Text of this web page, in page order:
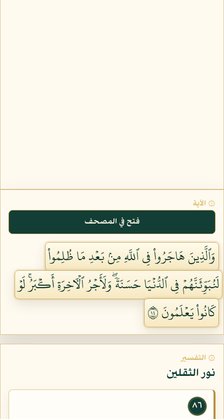
۞ الآية
فتح في المصحف
وَٱلَّذِينَ هَاجَرُواْ فِي ٱللَّهِ مِنۢ بَعۡدِ مَا ظُلِمُواْ
لَنُبَوِّئَنَّهُمۡ فِي ٱلدُّنۡيَا حَسَنَةٗۖ وَلَأَجۡرُ ٱلۡأٓخِرَةِ أَكۡبَرُۚ لَوۡ
كَانُواْ يَعۡلَمُونَ ٤١
۞ التفسير
نور الثقلين
٨٦